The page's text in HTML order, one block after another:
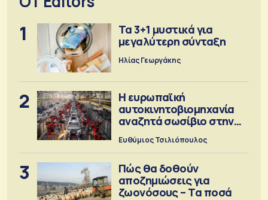
1
Τα 3+1 μυστικά για
μεγαλύτερη σύνταξη
Ηλίας Γεωργάκης
2
Η ευρωπαϊκή
αυτοκινητοβιομηχανία
αναζητά σωσίβιο στην
Κίνα
Ευθύμιος Τσιλιόπουλος
3
Πώς θα δοθούν
αποζημιώσεις για
ζωονόσους – Τα ποσά